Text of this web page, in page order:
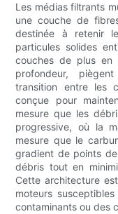
Les médias filtrants
une couche de
destinée à retenir
particules solides
couches de plus en
profondeur,
transition entre les
conçue pour
mesure que les
progressive, où la
mesure que le
gradient de points
débris tout en
Cette architecture
moteurs
contaminants ou des